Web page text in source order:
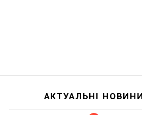
АКТУАЛЬНІ НОВИНИ